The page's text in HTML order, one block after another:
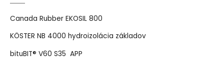
Canada Rubber EKOSIL 800
KÖSTER NB 4000 hydroizolácia základov
bituBIT® V60 S35 APP